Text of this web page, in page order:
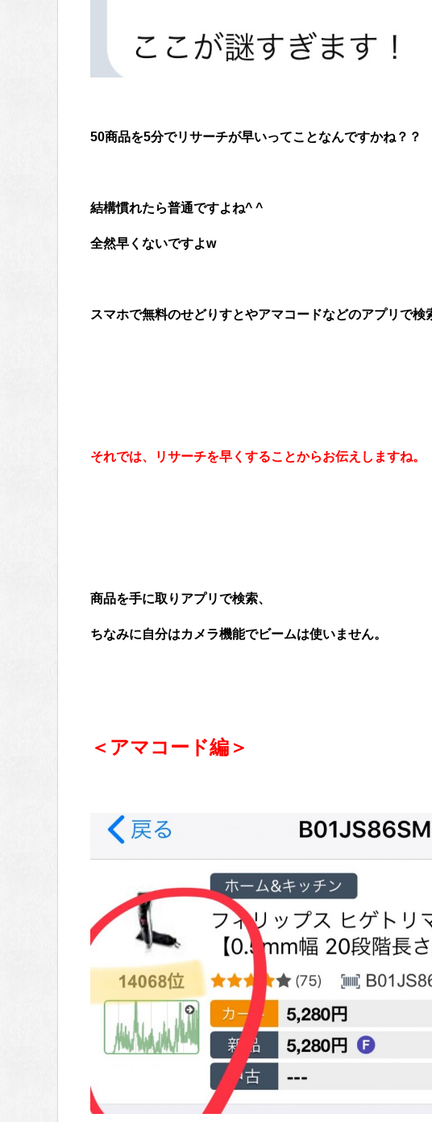
50商品を5分でリサーチが早いってことなんですかね？？
結構慣れたら普通ですよね^ ^
全然早くないですよw
スマホで無料のせどりすとやアマコードなどのアプリで
それでは、リサーチを早くすることからお伝えしますね。
商品を手に取りアプリで検索、
ちなみに自分はカメラ機能でビームは使いません。
＜アマコード編＞